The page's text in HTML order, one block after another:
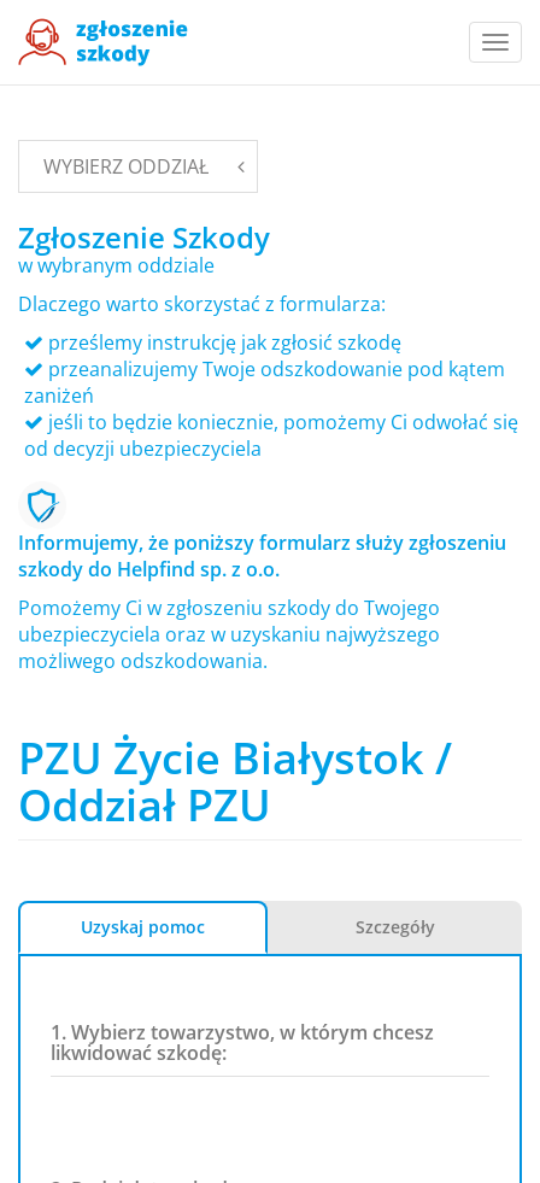
WYBIERZ ODDZIAŁ
Zgłoszenie Szkody
w wybranym oddziale
Dlaczego warto skorzystać z formularza:
prześlemy instrukcję jak zgłosić szkodę
przeanalizujemy Twoje odszkodowanie pod kątem
zaniżeń
jeśli to będzie koniecznie, pomożemy Ci odwołać się
od decyzji ubezpieczyciela
Informujemy, że poniższy formularz służy zgłoszeniu
szkody do Helpfind sp. z o.o.
Pomożemy Ci w zgłoszeniu szkody do Twojego
ubezpieczyciela oraz w uzyskaniu najwyższego
możliwego odszkodowania.
PZU Życie Białystok /
Oddział PZU
Uzyskaj pomoc Szczegóły
1. Wybierz towarzystwo, w którym chcesz
likwidować szkodę: